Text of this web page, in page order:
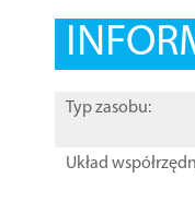
Typ zasobu:
Układ